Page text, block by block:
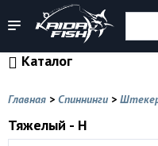
Каталог
Главная > Спиннинги >
Тяжелый - H